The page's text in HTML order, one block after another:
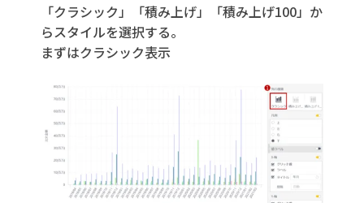
「クラシック」「積み上げ」「積み上げ100」か
らスタイルを選択する。
まずはクラシック表示